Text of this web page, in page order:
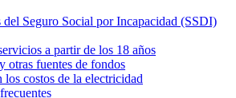
del Seguro Social por Incapacidad (SSDI)
a partir de los 18 años
otras fuentes de fondos
los costos de la electricidad